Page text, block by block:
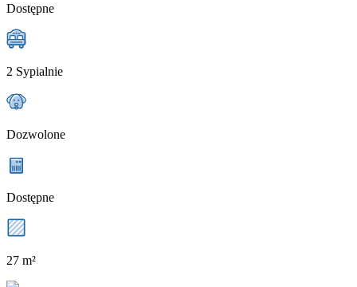
Dostępne
2 Sypialnie
Dozwolone
Dostępne
27 m²